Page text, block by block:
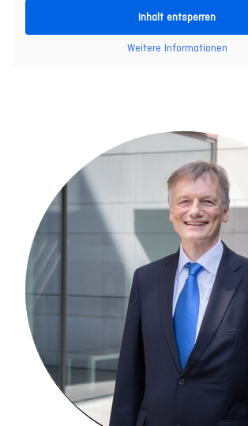
Inhalt entsperren
Weitere Informationen